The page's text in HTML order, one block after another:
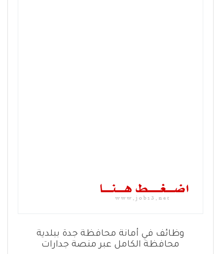
وظائف في أمانة محافظة جدة ببلدية
محافظة الكامل عبر منصة جدارات